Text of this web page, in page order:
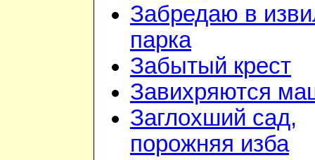
Забредаю в
парка
Забытый крест
Завихряются
Заглохший сад,
порожняя изба